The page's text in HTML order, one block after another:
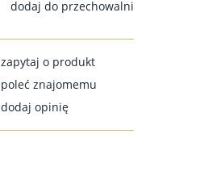
dodaj do przechowalni
zapytaj o produkt
poleć znajomemu
dodaj opinię